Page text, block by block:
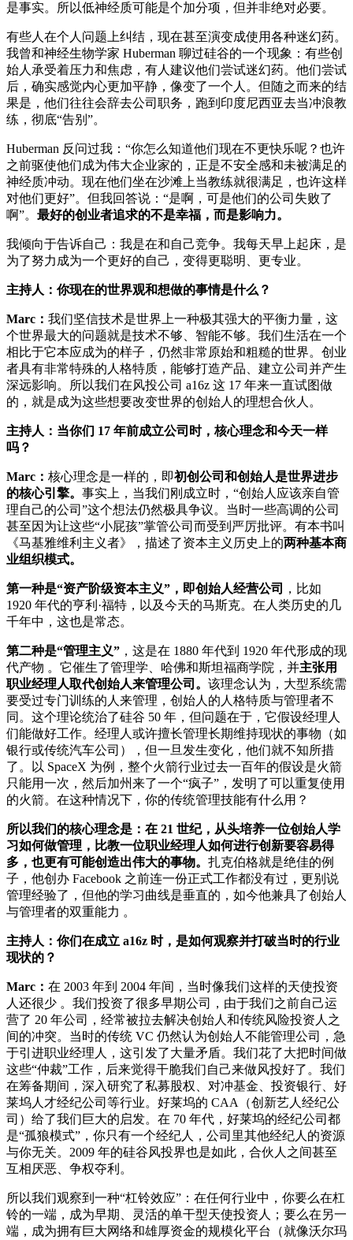
是事实。所以低神经质可能是个加分项，但并非绝对必要。
有些人在个人问题上纠结，现在甚至演变成使用各种迷幻药。
我曾和神经生物学家 Huberman 聊过硅谷的一个现象：有些创
始人承受着压力和焦虑，有人建议他们尝试迷幻药。他们尝试
后，确实感觉内心更加平静，像变了一个人。但随之而来的结
果是，他们往往会辞去公司职务，跑到印度尼西亚去当冲浪教
练，彻底“告别”。
Huberman 反问过我：“你怎么知道他们现在不更快乐呢？也许
之前驱使他们成为伟大企业家的，正是不安全感和未被满足的
神经质冲动。现在他们坐在沙滩上当教练就很满足，也许这样
对他们更好”。但我回答说：“是啊，可是他们的公司失败了
啊”。 最好的创业者追求的不是幸福，而是影响力。
我倾向于告诉自己：我是在和自己竞争。我每天早上起床，是
为了努力成为一个更好的自己，变得更聪明、更专业。
主持人：你现在的世界观和想做的事情是什么？
Marc： 我们坚信技术是世界上一种极其强大的平衡力量，这
个世界最大的问题就是技术不够、智能不够。我们生活在一个
相比于它本应成为的样子，仍然非常原始和粗糙的世界。创业
者具有非常特殊的人格特质，能够打造产品、建立公司并产生
深远影响。所以我们在风投公司 a16z 这 17 年来一直试图做
的，就是成为这些想要改变世界的创始人的理想合伙人。
主持人：当你们 17 年前成立公司时，核心理念和今天一样
吗？
Marc： 核心理念是一样的，即初创公司和创始人是世界进步
的核心引擎。 事实上，当我们刚成立时，“创始人应该亲自管
理自己的公司”这个想法仍然极具争议。当时一些高调的公司
甚至因为让这些“小屁孩”掌管公司而受到严厉批评。有本书叫
《马基雅维利主义者》，描述了资本主义历史上的两种基本商
业组织模式。
第一种是“资产阶级资本主义”，即创始人经营公司
，比如
1920 年代的亨利·福特，以及今天的马斯克。在人类历史的几
千年中，这也是常态。
第二种是“管理主义” ，这是在 1880 年代到 1920 年代形成的现
代产物 。它催生了管理学、哈佛和斯坦福商学院，并主张用
职业经理人取代创始人来管理公司。 该理念认为，大型系统需
要受过专门训练的人来管理，创始人的人格特质与管理者不
同。这个理论统治了硅谷 50 年，但问题在于，它假设经理人
们能做好工作。经理人或许擅长管理长期维持现状的事物（如
银行或传统汽车公司），但一旦发生变化，他们就不知所措
了。以 SpaceX 为例，整个火箭行业过去一百年的假设是火箭
只能用一次，然后加州来了一个“疯子”，发明了可以重复使用
的火箭。在这种情况下，你的传统管理技能有什么用？
所以我们的核心理念是：在 21 世纪，从头培养一位创始人学
习如何做管理，比教一位职业经理人如何进行创新要容易得
多，也更有可能创造出伟大的事物。 扎克伯格就是绝佳的例
子，他创办 Facebook 之前连一份正式工作都没有过，更别说
管理经验了，但他的学习曲线是垂直的，如今他兼具了创始人
与管理者的双重能力 。
主持人：你们在成立 a16z 时，是如何观察并打破当时的行业
现状的？
Marc： 在 2003 年到 2004 年间，当时像我们这样的天使投资
人还很少 。我们投资了很多早期公司，由于我们之前自己运
营了 20 年公司，经常被拉去解决创始人和传统风险投资人之
间的冲突。当时的传统 VC 仍然认为创始人不能管理公司，急
于引进职业经理人，这引发了大量矛盾。我们花了大把时间做
这些“仲裁”工作，后来觉得干脆我们自己来做风投好了。我们
在筹备期间，深入研究了私募股权、对冲基金、投资银行、好
莱坞人才经纪公司等行业。好莱坞的 CAA（创新艺人经纪公
司）给了我们巨大的启发。在 70 年代，好莱坞的经纪公司都
是“孤狼模式”，你只有一个经纪人，公司里其他经纪人的资源
与你无关。2009 年的硅谷风投界也是如此，合伙人之间甚至
互相厌恶、争权夺利。
所以我们观察到一种“杠铃效应”：在任何行业中，你要么在杠
铃的一端，成为早期、灵活的单干型天使投资人；要么在另一
端，成为拥有巨大网络和雄厚资金的规模化平台（就像沃尔玛